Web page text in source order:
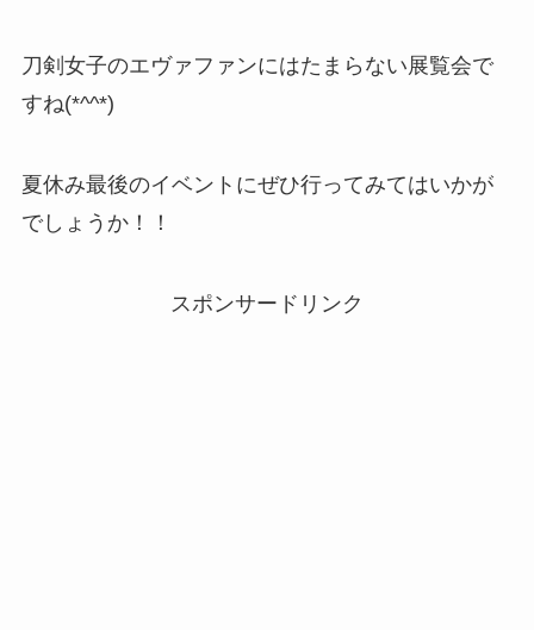
刀剣女子のエヴァファンにはたまらない展覧会で
すね(*^^*)
夏休み最後のイベントにぜひ行ってみてはいかが
でしょうか！！
スポンサードリンク